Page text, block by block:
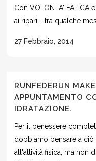
Con VOLONTA' FATICA
ai ripari , tra qualche
27 Febbraio, 2014
RUNFEDERUN
APPUNTAMENTO
IDRATAZIONE.
Per il benessere
dobbiamo pensare a ciò
all'attività fisica, ma non